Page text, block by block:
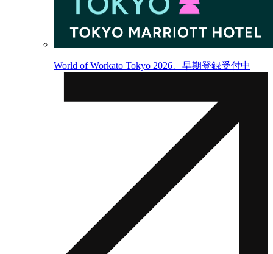
World of Workato Tokyo 2026、早期登録受付中